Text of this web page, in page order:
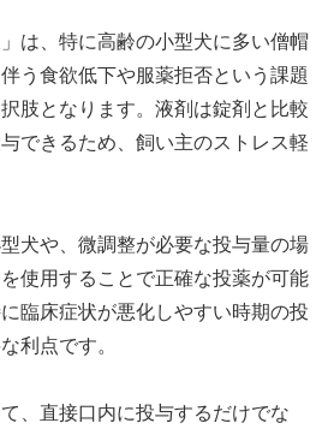
は、特に高齢の小型犬に多い僧帽
う食欲低下や服薬拒否という課題
肢となります。液剤は錠剤と比較
できるため、飼い主のストレス軽
犬や、微調整が必要な投与量の場
使用することで正確な投薬が可能
臨床症状が悪化しやすい時期の投
利点です。
、直接口内に投与するだけでな